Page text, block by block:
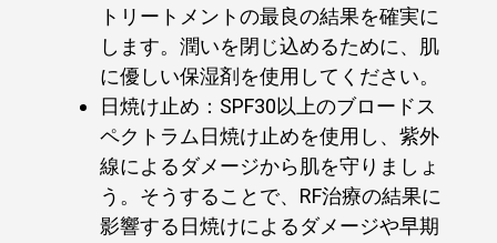
トリートメントの最良の結果を確実に
します。潤いを閉じ込めるために、肌
に優しい保湿剤を使用してください。
日焼け止め：SPF30以上のブロードス
ペクトラム日焼け止めを使用し、紫外
線によるダメージから肌を守りましょ
う。そうすることで、RF治療の結果に
影響する日焼けによるダメージや早期